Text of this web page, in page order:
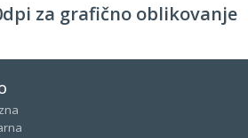
za grafično oblikovanje